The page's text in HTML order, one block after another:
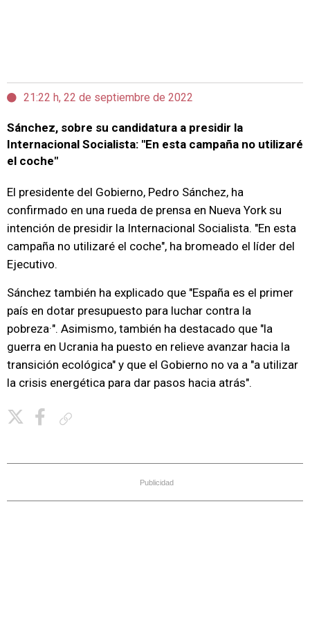
21:22 h, 22 de septiembre de 2022
Sánchez, sobre su candidatura a presidir la
Internacional Socialista: "En esta campaña no utilizaré
el coche"
El presidente del Gobierno, Pedro Sánchez, ha
confirmado en una rueda de prensa en Nueva York su
intención de presidir la Internacional Socialista. "En esta
campaña no utilizaré el coche", ha bromeado el líder del
Ejecutivo.
Sánchez también ha explicado que "España es el primer
país en dotar presupuesto para luchar contra la
pobreza·". Asimismo, también ha destacado que "la
guerra en Ucrania ha puesto en relieve avanzar hacia la
transición ecológica" y que el Gobierno no va a "a utilizar
la crisis energética para dar pasos hacia atrás".
Publicidad